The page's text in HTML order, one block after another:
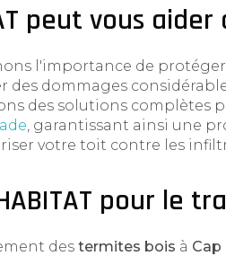
peut vous
l'importance de
des dommages
des solutions complètes
, garantissant ainsi une
votre toit contre les
pour le
des termites bois à Cap